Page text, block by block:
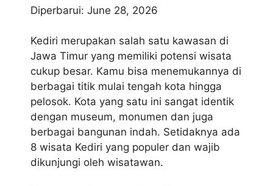
Diperbarui: June 28, 2026
Kediri merupakan salah satu kawasan di
Jawa Timur yang memiliki potensi wisata
cukup besar. Kamu bisa menemukannya di
berbagai titik mulai tengah kota hingga
pelosok. Kota yang satu ini sangat identik
dengan museum, monumen dan juga
berbagai bangunan indah. Setidaknya ada
8 wisata Kediri yang populer dan wajib
dikunjungi oleh wisatawan.